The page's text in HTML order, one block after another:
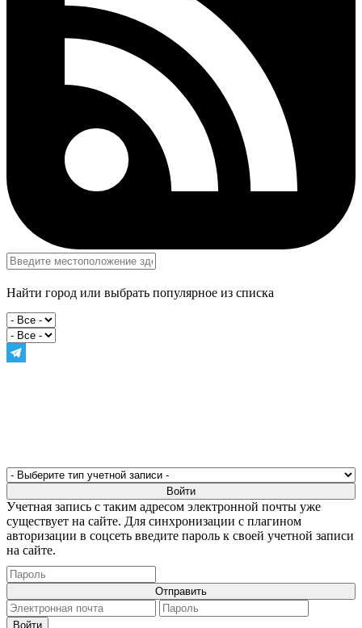
Найти город или выбрать популярное из списка
Учетная запись с таким адресом электронной почты уже
существует на сайте. Для синхронизации с плагином
авторизации в соцсеть введите пароль к своей учетной записи
на сайте.